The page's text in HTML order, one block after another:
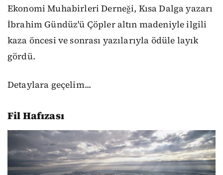
Ekonomi Muhabirleri Derneği, Kısa Dalga yazarı
İbrahim Gündüz'ü Çöpler altın madeniyle ilgili
kaza öncesi ve sonrası yazılarıyla ödüle layık
gördü.
Detaylara geçelim...
Fil Hafızası